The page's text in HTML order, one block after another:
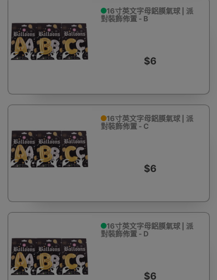
16寸英文字母鋁膜氣球 | 派
對裝飾佈置 - B
$6
16寸英文字母鋁膜氣球 | 派
對裝飾佈置 - C
$6
16寸英文字母鋁膜氣球 | 派
對裝飾佈置 - D
$6